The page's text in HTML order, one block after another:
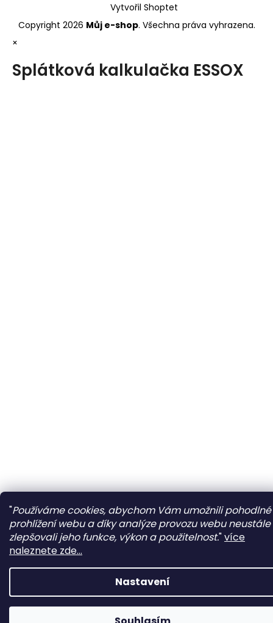
"Používáme cookies, abychom Vám umožnili pohodlné
prohlížení webu a díky analýze provozu webu neustále
zlepšovali jeho funkce, výkon a použitelnost."více
naleznete zde...
Nastavení
Vytvořil Shoptet
Copyright 2026 Můj e-shop. Všechna práva vyhrazena.
×
Splátková kalkulačka ESSOX